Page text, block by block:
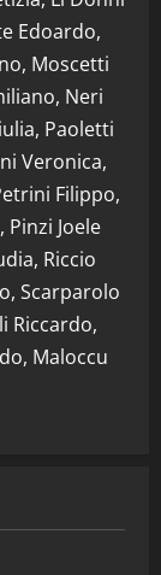
Edoardo,
Moscetti
Neri
Paoletti
Veronica,
Filippo,
Joele
Riccio
Scarparolo
Riccardo,
Maloccu